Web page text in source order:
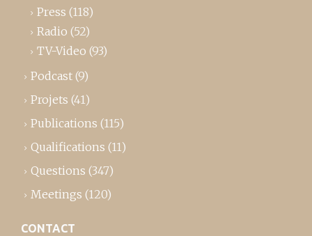
Press (118)
Radio (52)
TV-Video (93)
Podcast (9)
Projets (41)
Publications (115)
Qualifications (11)
Questions (347)
Meetings (120)
CONTACT